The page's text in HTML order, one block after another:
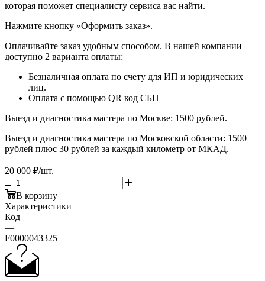
которая поможет специалисту сервиса вас найти.
​​​​​​​Нажмите кнопку «Оформить заказ».
Оплачивайте заказ удобным способом. В нашей компании
доступно 2 варианта оплаты:
Безналичная оплата по счету для ИП и юридических
лиц.
Оплата с помощью QR код СБП
Выезд и диагностика мастера по Москве: 1500 рублей.
Выезд и диагностика мастера по Московской области: 1500
рублей плюс 30 рублей за каждый километр от МКАД.
20 000 ₽/шт.
В корзину
Характеристики
Код
—
F0000043325